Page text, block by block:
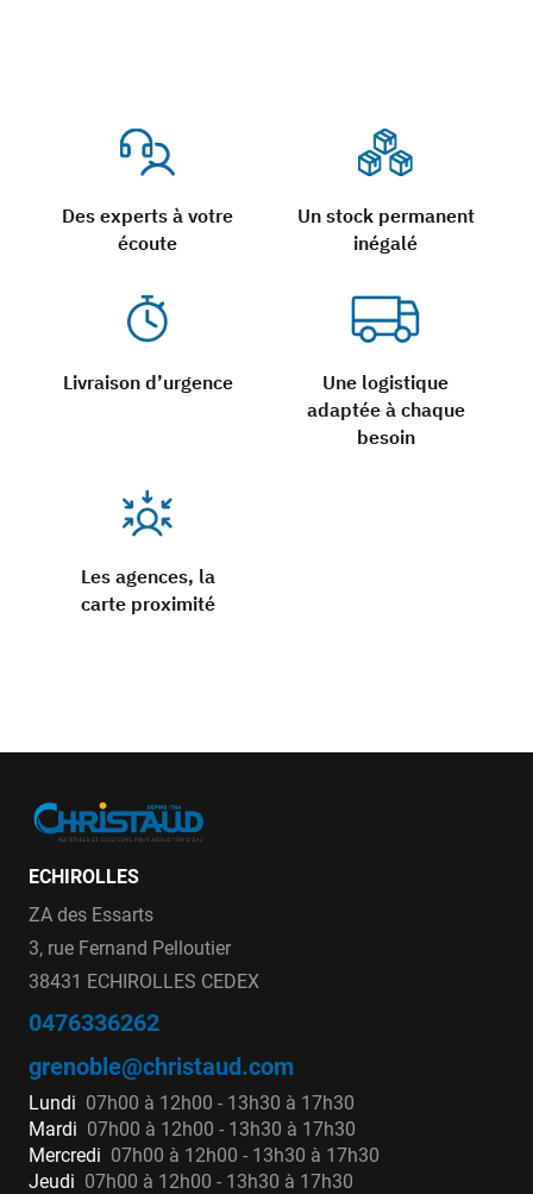
Des experts à votre
écoute
Un stock permanent
inégalé
Livraison d’urgence
Une logistique
adaptée à chaque
besoin
Les agences, la
carte proximité
ECHIROLLES
ZA des Essarts
3, rue Fernand Pelloutier
38431 ECHIROLLES CEDEX
0476336262
grenoble@christaud.com
Lundi 07h00 à 12h00 - 13h30 à 17h30
Mardi 07h00 à 12h00 - 13h30 à 17h30
Mercredi 07h00 à 12h00 - 13h30 à 17h30
Jeudi 07h00 à 12h00 - 13h30 à 17h30